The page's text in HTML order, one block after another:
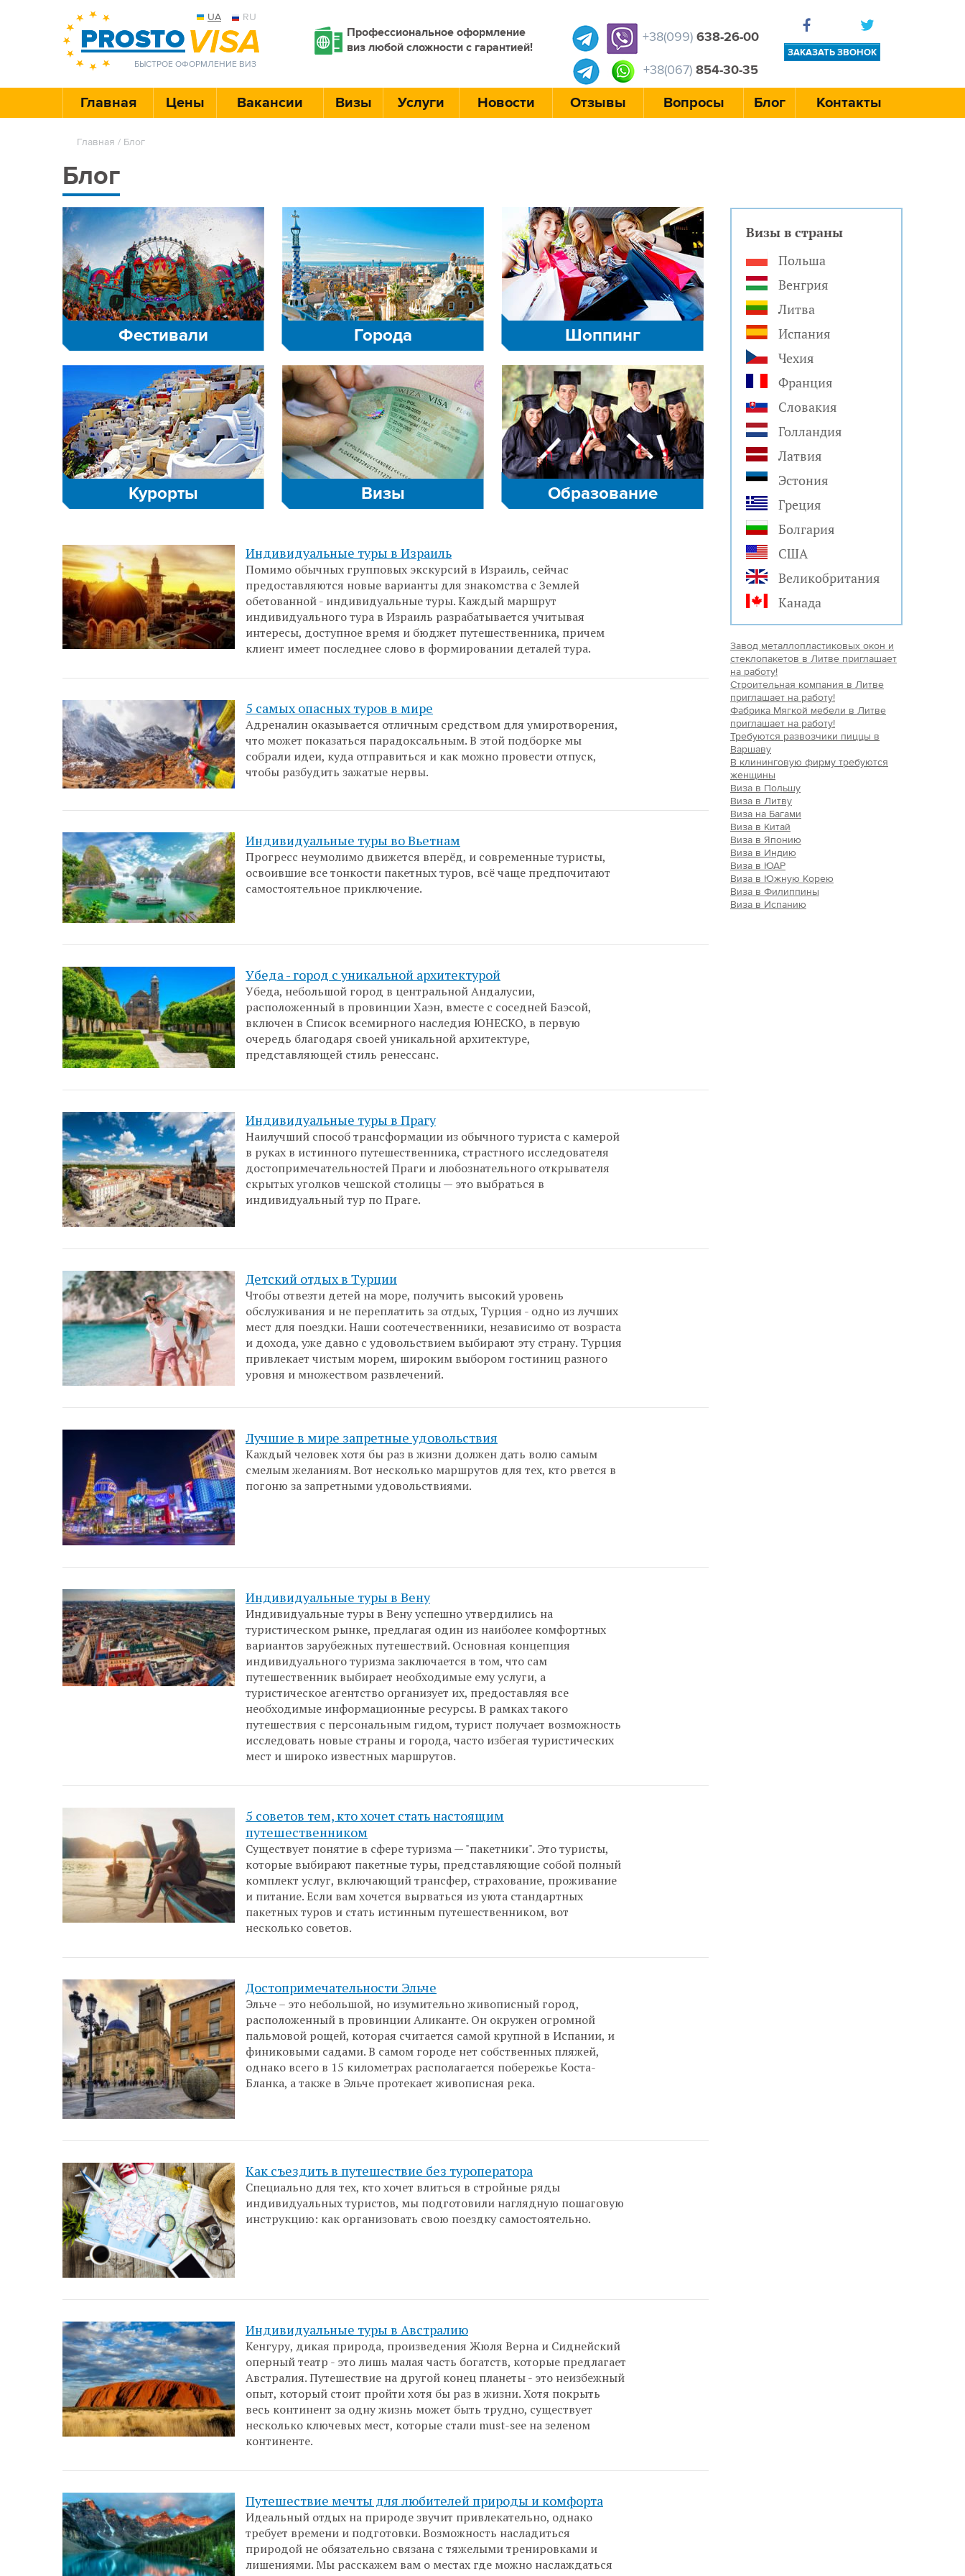
UA RU
БЫСТРОЕ ОФОРМЛЕНИЕ ВИЗ
Профессиональное оформление
виз любой сложности с гарантией!
+38(099) 638-26-00
+38(067) 854-30-35
ЗАКАЗАТЬ ЗВОНОК
Главная Цены Вакансии Визы Услуги Новости Отзывы Вопросы Блог Контакты
Главная / Блог
Блог
Фестивали Города Шоппинг
Курорты Визы Образование
Индивидуальные туры в Израиль
Помимо обычных групповых экскурсий в Израиль, сейчас
предоставляются новые варианты для знакомства с Землей
обетованной - индивидуальные туры. Каждый маршрут
индивидуального тура в Израиль разрабатывается учитывая
интересы, доступное время и бюджет путешественника, причем
клиент имеет последнее слово в формировании деталей тура.
5 самых опасных туров в мире
Адреналин оказывается отличным средством для умиротворения,
что может показаться парадоксальным. В этой подборке мы
собрали идеи, куда отправиться и как можно провести отпуск,
чтобы разбудить зажатые нервы.
Индивидуальные туры во Вьетнам
Прогресс неумолимо движется вперёд, и современные туристы,
освоившие все тонкости пакетных туров, всё чаще предпочитают
самостоятельное приключение.
Убеда - город с уникальной архитектурой
Убеда, небольшой город в центральной Андалусии,
расположенный в провинции Хаэн, вместе с соседней Баэсой,
включен в Список всемирного наследия ЮНЕСКО, в первую
очередь благодаря своей уникальной архитектуре,
представляющей стиль ренессанс.
Индивидуальные туры в Прагу
Наилучший способ трансформации из обычного туриста с камерой
в руках в истинного путешественника, страстного исследователя
достопримечательностей Праги и любознательного открывателя
скрытых уголков чешской столицы — это выбраться в
индивидуальный тур по Праге.
Детский отдых в Турции
Чтобы отвезти детей на море, получить высокий уровень
обслуживания и не переплатить за отдых, Турция - одно из лучших
мест для поездки. Наши соотечественники, независимо от возраста
и дохода, уже давно с удовольствием выбирают эту страну. Турция
привлекает чистым морем, широким выбором гостиниц разного
уровня и множеством развлечений.
Лучшие в мире запретные удовольствия
Каждый человек хотя бы раз в жизни должен дать волю самым
смелым желаниям. Вот несколько маршрутов для тех, кто рвется в
погоню за запретными удовольствиями.
Индивидуальные туры в Вену
Индивидуальные туры в Вену успешно утвердились на
туристическом рынке, предлагая один из наиболее комфортных
вариантов зарубежных путешествий. Основная концепция
индивидуального туризма заключается в том, что сам
путешественник выбирает необходимые ему услуги, а
туристическое агентство организует их, предоставляя все
необходимые информационные ресурсы. В рамках такого
путешествия с персональным гидом, турист получает возможность
исследовать новые страны и города, часто избегая туристических
мест и широко известных маршрутов.
5 советов тем, кто хочет стать настоящим
путешественником
Существует понятие в сфере туризма — "пакетники". Это туристы,
которые выбирают пакетные туры, представляющие собой полный
комплект услуг, включающий трансфер, страхование, проживание
и питание. Если вам хочется вырваться из уюта стандартных
пакетных туров и стать истинным путешественником, вот
несколько советов.
Достопримечательности Эльче
Эльче – это небольшой, но изумительно живописный город,
расположенный в провинции Аликанте. Он окружен огромной
пальмовой рощей, которая считается самой крупной в Испании, и
финиковыми садами. В самом городе нет собственных пляжей,
однако всего в 15 километрах располагается побережье Коста-
Бланка, а также в Эльче протекает живописная река.
Как съездить в путешествие без туроператора
Специально для тех, кто хочет влиться в стройные ряды
индивидуальных туристов, мы подготовили наглядную пошаговую
инструкцию: как организовать свою поездку самостоятельно.
Индивидуальные туры в Австралию
Кенгуру, дикая природа, произведения Жюля Верна и Сиднейский
оперный театр - это лишь малая часть богатств, которые предлагает
Австралия. Путешествие на другой конец планеты - это неизбежный
опыт, который стоит пройти хотя бы раз в жизни. Хотя покрыть
весь континент за одну жизнь может быть трудно, существует
несколько ключевых мест, которые стали must-see на зеленом
континенте.
Путешествие мечты для любителей природы и комфорта
Идеальный отдых на природе звучит привлекательно, однако
требует времени и подготовки. Возможность насладиться
природой не обязательно связана с тяжелыми тренировками и
лишениями. Мы расскажем вам о местах где можно наслаждаться
Визы в страны
Польша
Венгрия
Литва
Испания
Чехия
Франция
Словакия
Голландия
Латвия
Эстония
Греция
Болгария
США
Великобритания
Канада
Завод металлопластиковых окон и
стеклопакетов в Литве приглашает
на работу!
Строительная компания в Литве
приглашает на работу!
Фабрика Мягкой мебели в Литве
приглашает на работу!
Требуются развозчики пиццы в
Варшаву
В клининговую фирму требуются
женщины
Виза в Польшу
Виза в Литву
Виза на Багами
Виза в Китай
Виза в Японию
Виза в Индию
Виза в ЮАР
Виза в Южную Корею
Виза в Филиппины
Виза в Испанию